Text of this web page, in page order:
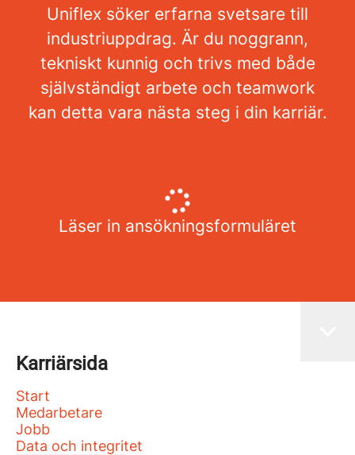
Uniflex söker erfarna svetsare till
industriuppdrag. Är du noggrann,
tekniskt kunnig och trivs med både
självständigt arbete och teamwork
kan detta vara nästa steg i din karriär.
Läser in ansökningsformuläret
Karriärsida
Start
Medarbetare
Jobb
Data och integritet